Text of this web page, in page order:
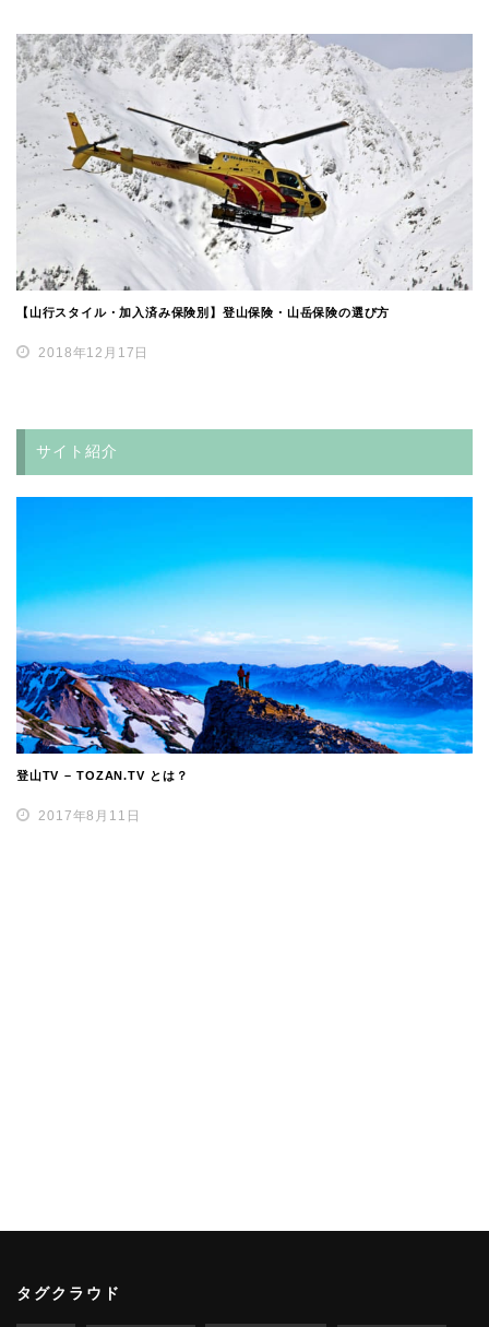
【山行スタイル・加入済み保険別】登山保険・山岳保険の選び方
2018年12月17日
サイト紹介
登山TV – TOZAN.TV とは？
2017年8月11日
タグクラウド